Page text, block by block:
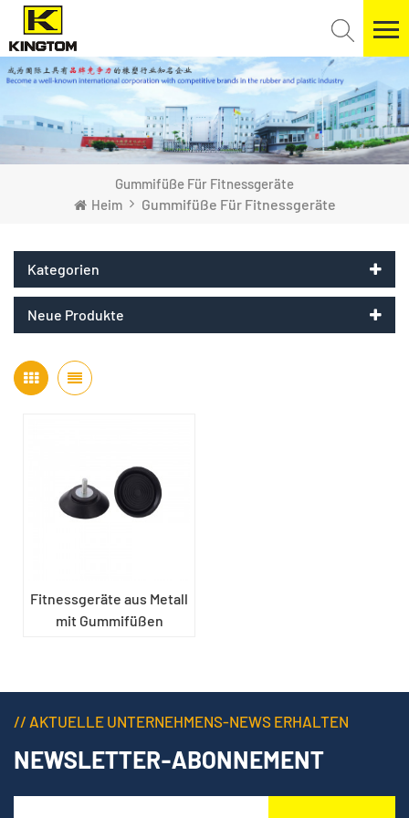
Gummifüße Für Fitnessgeräte
Heim
Gummifüße Für Fitnessgeräte
Kategorien
Neue Produkte
Fitnessgeräte aus Metall
mit Gummifüßen
// AKTUELLE UNTERNEHMENS-NEWS ERHALTEN
NEWSLETTER-ABONNEMENT